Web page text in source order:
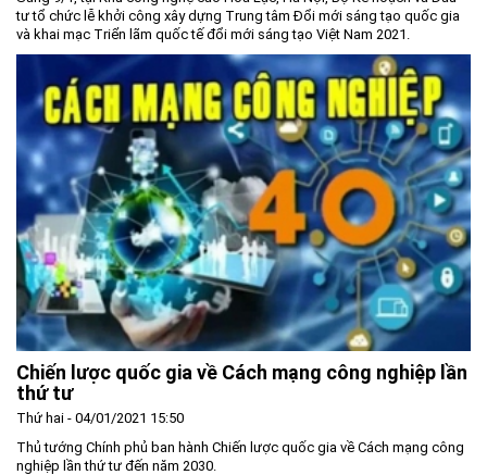
tư tổ chức lễ khởi công xây dựng Trung tâm Đổi mới sáng tạo quốc gia
và khai mạc Triển lãm quốc tế đổi mới sáng tạo Việt Nam 2021.
Chiến lược quốc gia về Cách mạng công nghiệp lần
thứ tư
Thứ hai - 04/01/2021 15:50
Thủ tướng Chính phủ ban hành Chiến lược quốc gia về Cách mạng công
nghiệp lần thứ tư đến năm 2030.